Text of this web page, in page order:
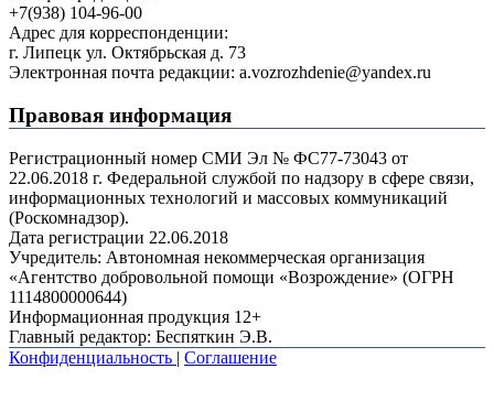
+7(938) 104-96-00
Адрес для корреспонденции:
г. Липецк ул. Октябрьская д. 73
Электронная почта редакции: a.vozrozhdenie@yandex.ru
Правовая информация
Регистрационный номер СМИ Эл № ФС77-73043 от
22.06.2018 г. Федеральной службой по надзору в сфере связи,
информационных технологий и массовых коммуникаций
(Роскомнадзор).
Дата регистрации 22.06.2018
Учредитель: Автономная некоммерческая организация
«Агентство добровольной помощи «Возрождение» (ОГРН
1114800000644)
Информационная продукция 12+
Главный редактор: Беспяткин Э.В.
Конфиденциальность | Соглашение